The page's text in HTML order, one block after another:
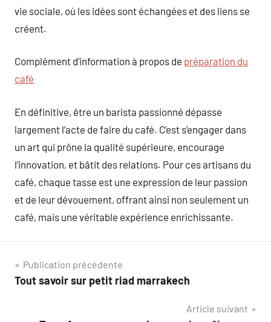
vie sociale, où les idées sont échangées et des liens se
créent.
Complément d’information à propos de préparation du
café
En définitive, être un barista passionné dépasse
largement l’acte de faire du café. C’est s’engager dans
un art qui prône la qualité supérieure, encourage
l’innovation, et bâtit des relations. Pour ces artisans du
café, chaque tasse est une expression de leur passion
et de leur dévouement, offrant ainsi non seulement un
café, mais une véritable expérience enrichissante.
Navigation
de
Publication précédente
Tout savoir sur petit riad marrakech
Article suivant